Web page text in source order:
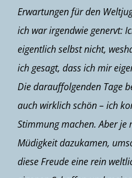
Erwartungen für den
ich war irgendwie genervt:
eigentlich selbst nicht,
ich gesagt, dass ich mir
Die darauffolgenden Tage
auch wirklich schön – ich
Stimmung machen. Aber je
Müdigkeit dazukamen,
diese Freude eine rein